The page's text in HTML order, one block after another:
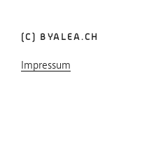
(C) BYALEA.CH
Impressum